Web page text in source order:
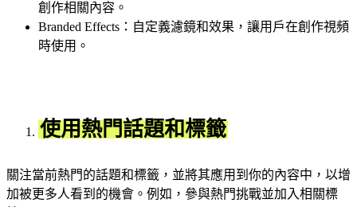
創作相關內容。
Branded Effects：自定義濾鏡和效果，讓用戶在創作視頻
時使用。
使用熱門話題和標籤
關注當前熱門的話題和標籤，並將其應用到你的內容中，以增
加被更多人看到的機會。例如，參與熱門挑戰並加入相關標